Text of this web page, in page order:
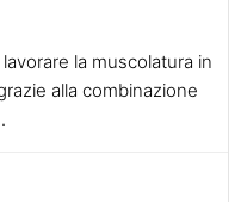
la muscolatura in
alla combinazione